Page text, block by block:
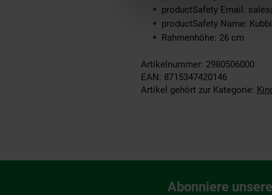
productSafety Email:
productSafety Name:
Rahmenhöhe: 26 cm
Artikelnummer: 2980506000
EAN: 8715347420146
Artikel gehört zur Kategorie:
Abonniere